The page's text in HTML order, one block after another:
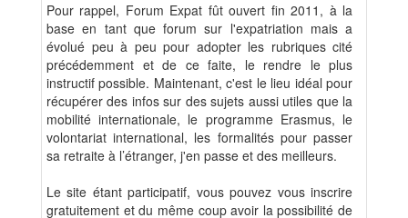
Pour rappel, Forum Expat fût ouvert fin 2011, à la
base en tant que forum sur l'expatriation mais a
évolué peu à peu pour adopter les rubriques cité
précédemment et de ce faite, le rendre le plus
instructif possible. Maintenant, c'est le lieu idéal pour
récupérer des infos sur des sujets aussi utiles que la
mobilité internationale, le programme Erasmus, le
volontariat international, les formalités pour passer
sa retraite à l’étranger, j'en passe et des meilleurs.
Le site étant participatif, vous pouvez vous inscrire
gratuitement et du même coup avoir la possibilité de